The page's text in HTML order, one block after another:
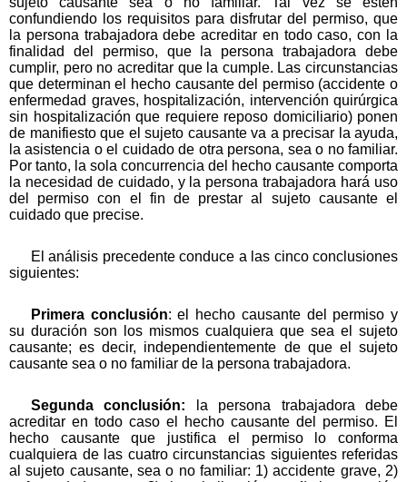
confundiendo los requisitos para disfrutar del permiso, que
la persona trabajadora debe acreditar en todo caso, con la
finalidad del permiso, que la persona trabajadora debe
cumplir, pero no acreditar que la cumple. Las circunstancias
que determinan el hecho causante del permiso (accidente o
enfermedad graves, hospitalización, intervención quirúrgica
sin hospitalización que requiere reposo domiciliario) ponen
de manifiesto que el sujeto causante va a precisar la ayuda,
la asistencia o el cuidado de otra persona, sea o no familiar.
Por tanto, la sola concurrencia del hecho causante comporta
la necesidad de cuidado, y la persona trabajadora hará uso
del permiso con el fin de prestar al sujeto causante el
cuidado que precise.
El análisis precedente conduce a las cinco conclusiones
siguientes:
Primera conclusión: el hecho causante del permiso y
su duración son los mismos cualquiera que sea el sujeto
causante; es decir, independientemente de que el sujeto
causante sea o no familiar de la persona trabajadora.
Segunda conclusión: la persona trabajadora debe
acreditar en todo caso el hecho causante del permiso. El
hecho causante que justifica el permiso lo conforma
cualquiera de las cuatro circunstancias siguientes referidas
al sujeto causante, sea o no familiar: 1) accidente grave, 2)